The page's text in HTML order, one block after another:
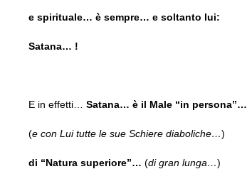
e spirituale… è sempre… e soltanto lui:
Satana… !
E in effetti… Satana… è il Male “in persona”…
(e con Lui tutte le sue Schiere diaboliche…)
di “Natura superiore”… (di gran lunga…)